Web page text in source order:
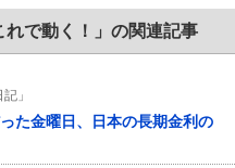
で動く！」の関連記事
」
た金曜日、日本の長期金利の